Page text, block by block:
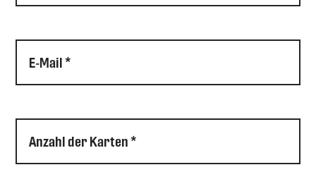
E-Mail *
Anzahl der Karten *